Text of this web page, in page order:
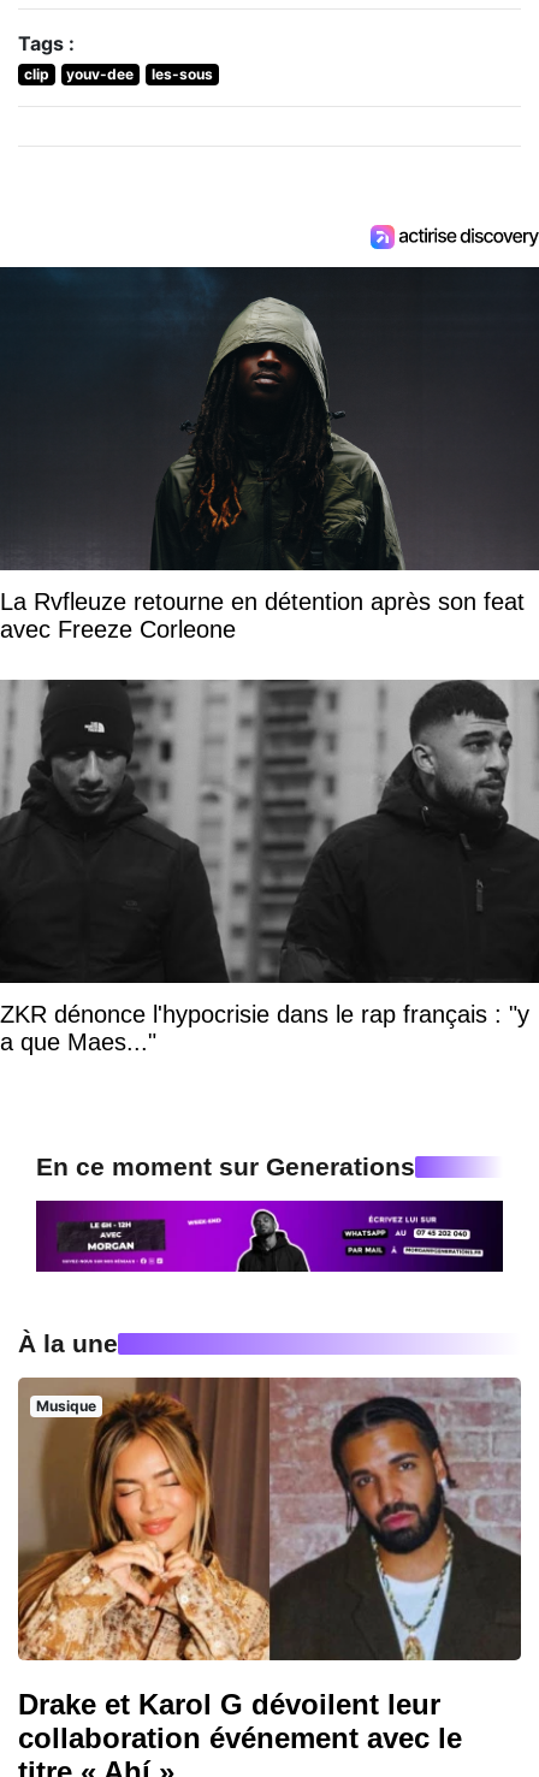
Tags :
clip youv-dee les-sous
La Rvfleuze retourne en détention après son feat
avec Freeze Corleone
ZKR dénonce l'hypocrisie dans le rap français : "y
a que Maes..."
En ce moment sur Generations
À la une
Musique
Drake et Karol G dévoilent leur
collaboration événement avec le